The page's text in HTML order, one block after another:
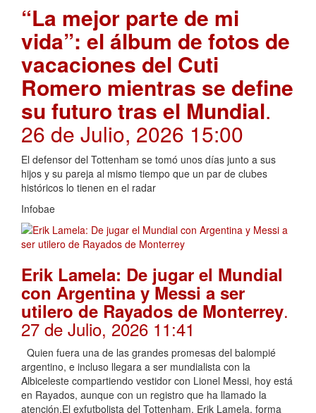
“La mejor parte de mi
vida”: el álbum de fotos de
vacaciones del Cuti
Romero mientras se define
su futuro tras el Mundial.
26 de Julio, 2026 15:00
El defensor del Tottenham se tomó unos días junto a sus
hijos y su pareja al mismo tiempo que un par de clubes
históricos lo tienen en el radar
Infobae
Erik Lamela: De jugar el Mundial
con Argentina y Messi a ser
utilero de Rayados de Monterrey.
27 de Julio, 2026 11:41
Quien fuera una de las grandes promesas del balompié
argentino, e incluso llegara a ser mundialista con la
Albiceleste compartiendo vestidor con Lionel Messi, hoy está
en Rayados, aunque con un registro que ha llamado la
atención.El exfutbolista del Tottenham, Erik Lamela, forma